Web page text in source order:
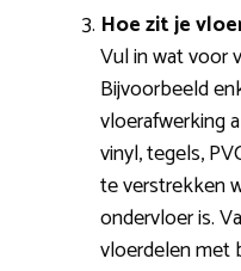
Hoe zit je
Vul in wat voor
Bijvoorbeeld
vloerafwerking
vinyl, tegels,
te verstrekken
ondervloer is.
vloerdelen met